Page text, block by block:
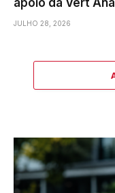
apoio da Vert
JULHO 28, 2026